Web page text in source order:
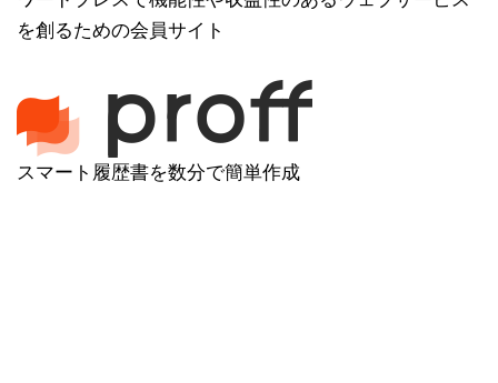
を創るための会員サイト
スマート履歴書を数分で簡単作成